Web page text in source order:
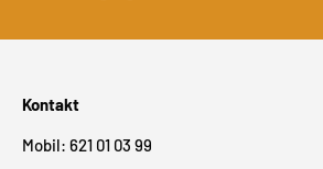
Kontakt
Mobil: 621 01 03 99